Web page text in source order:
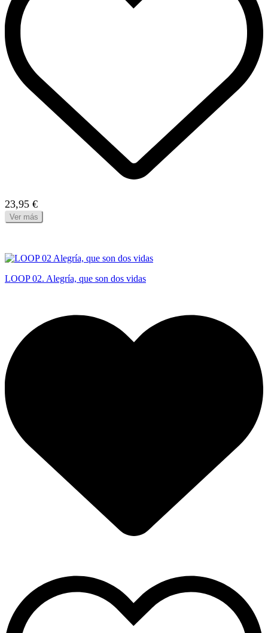
23,95 €
Ver más
LOOP 02. Alegría, que son dos vidas